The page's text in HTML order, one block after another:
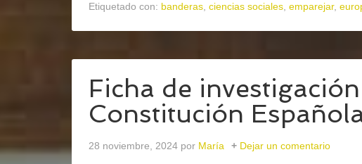
Etiquetado con: banderas ciencias sociales emparejar,
Ficha de
Constitución
28 noviembre, 2024 por María Dejar un comentario